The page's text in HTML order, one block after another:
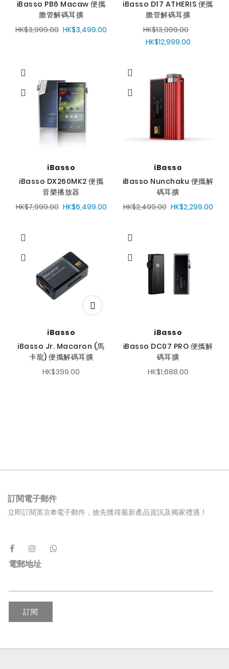
iBasso PB6 Macaw 便攜
膽管解碼耳擴
HK$3,499.00
HK$3,999.00
iBasso D17 ATHERIS 便攜
膽管解碼耳擴
HK$12,999.00
HK$13,999.00
iBasso
iBasso DX260MK2 便攜
音樂播放器
HK$6,499.00
HK$7,999.00
iBasso
iBasso Nunchaku 便攜解
碼耳擴
HK$2,299.00
HK$2,499.00
iBasso
iBasso Jr. Macaron (馬
卡龍) 便攜解碼耳擴
HK$399.00
iBasso
iBasso DC07 PRO 便攜解
碼耳擴
HK$1,688.00
訂閱電子郵件
立即訂閱英京®電子郵件，搶先獲得最新產品資訊及獨家禮遇！
電郵地址
訂閱